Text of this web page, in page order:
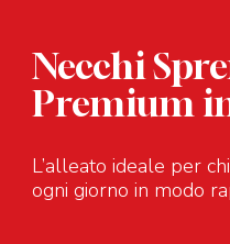
Necchi
Premium
L’alleato ideale per
ogni giorno in modo